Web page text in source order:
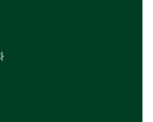
알고 싶습니다.
평가하시겠습니